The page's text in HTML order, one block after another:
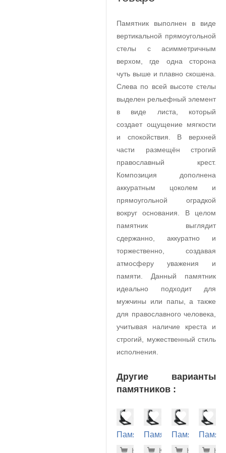
Памятник выполнен в виде
вертикальной прямоугольной
стелы с асимметричным
верхом, где одна сторона
чуть выше и плавно скошена.
Слева по всей высоте стелы
выделен рельефный элемент
в виде листа, который
создает ощущение мягкости
и спокойствия. В верхней
части размещён строгий
православный крест.
Композиция дополнена
аккуратным цоколем и
прямоугольной оградкой
вокруг основания. В целом
памятник выглядит
сдержанно, аккуратно и
торжественно, создавая
атмосферу уважения и
памяти. Данный памятник
идеально подходит для
мужчины или папы, а также
для православного человека,
учитывая наличие креста и
строгий, мужественный стиль
исполнения.
Другие варианты
памятников :
Памятник
-7%
Купить
Памятник
-7%
Купить
Памятник
-
Купить